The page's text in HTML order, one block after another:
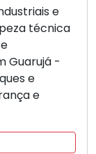
e
técnica
Guarujá -
e
e